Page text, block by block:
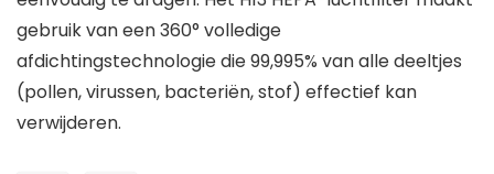
gebruik van een 360° volledige
afdichtingstechnologie die 99,995% van alle deeltjes
(pollen, virussen, bacteriën, stof) effectief kan
verwijderen.